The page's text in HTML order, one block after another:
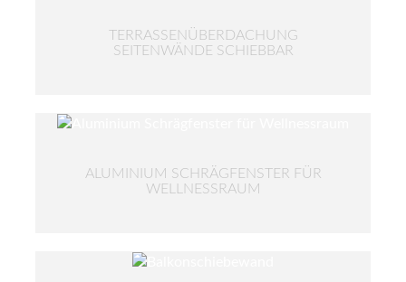
TERRASSENÜBERDACHUNG
SEITENWÄNDE SCHIEBBAR
ALUMINIUM SCHRÄGFENSTER FÜR
WELLNESSRAUM